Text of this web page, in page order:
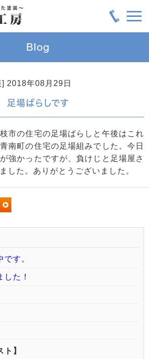
Blog
] 2018年08月29日
足場ばらしです
市の住宅の足場ばらしと午後はこれ
南町の住宅の足場組みでした。今日
強かったですが、負けじと足場屋さ
した。ありがとうございました。
す。
た！
ト】